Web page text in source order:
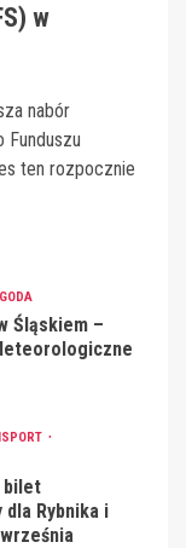
w
nabór
Funduszu
ten rozpocznie
Śląskiem –
bilet
dla Rybnika i